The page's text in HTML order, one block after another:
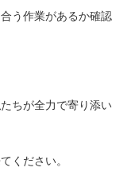
う作業があるか確認
ちが全力で寄り添い
ください。